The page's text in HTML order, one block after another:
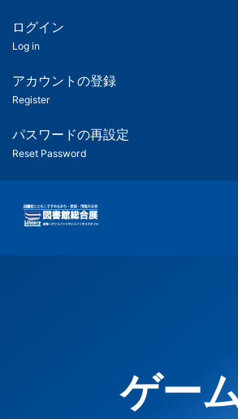
ツ
匿
名
ユ
ー
ー
用
メ
ログイン
Log in
アカウントの登録
Register
パスワードの再設定
Reset Password
ゲー